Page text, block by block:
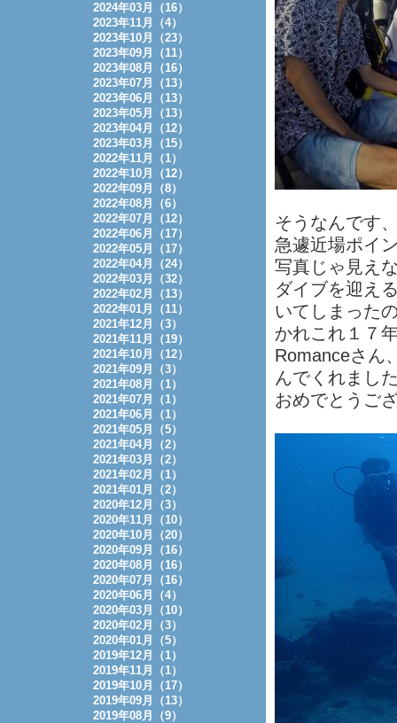
そうなんです
急遽近場ポイ
写真じゃ見え
ダイブを迎え
いてしまった
かれこれ１７
Romanceさん
んでくれまし
おめでとうご
2024年03月（16）
2023年11月（4）
2023年10月（23）
2023年09月（11）
2023年08月（16）
2023年07月（13）
2023年06月（13）
2023年05月（13）
2023年04月（12）
2023年03月（15）
2022年11月（1）
2022年10月（12）
2022年09月（8）
2022年08月（6）
2022年07月（12）
2022年06月（17）
2022年05月（17）
2022年04月（24）
2022年03月（32）
2022年02月（13）
2022年01月（11）
2021年12月（3）
2021年11月（19）
2021年10月（12）
2021年09月（3）
2021年08月（1）
2021年07月（1）
2021年06月（1）
2021年05月（5）
2021年04月（2）
2021年03月（2）
2021年02月（1）
2021年01月（2）
2020年12月（3）
2020年11月（10）
2020年10月（20）
2020年09月（16）
2020年08月（16）
2020年07月（16）
2020年06月（4）
2020年03月（10）
2020年02月（3）
2020年01月（5）
2019年12月（1）
2019年11月（1）
2019年10月（17）
2019年09月（13）
2019年08月（9）